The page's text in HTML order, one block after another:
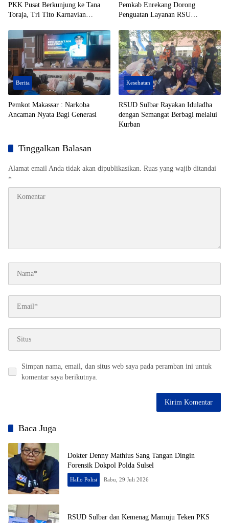
PKK Pusat Berkunjung ke Tana
Toraja, Tri Tito Karnavian
Berhasil Registrasi 50% Posyandu
Pemkab Enrekang Dorong
Penguatan Layanan RSU
Berita
Pemkot Makassar : Narkoba
Ancaman Nyata Bagi Generasi
Kesehatan
RSUD Sulbar Rayakan Iduladha
dengan Semangat Berbagi melalui
Kurban
Tinggalkan Balasan
Alamat email Anda tidak akan dipublikasikan. Ruas yang wajib ditandai
*
Simpan nama, email, dan situs web saya pada peramban ini untuk
komentar saya berikutnya.
Baca Juga
Dokter Denny Mathius Sang Tangan Dingin
Forensik Dokpol Polda Sulsel
Hallo Polisi Rabu, 29 Juli 2026
RSUD Sulbar dan Kemenag Mamuju Teken PKS